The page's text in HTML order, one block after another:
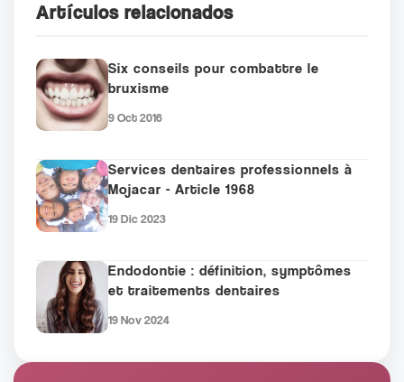
Artículos relacionados
Six conseils pour combattre le
bruxisme
9 Oct 2016
Services dentaires professionnels à
Mojacar - Article 1968
19 Dic 2023
Endodontie : définition, symptômes
et traitements dentaires
19 Nov 2024